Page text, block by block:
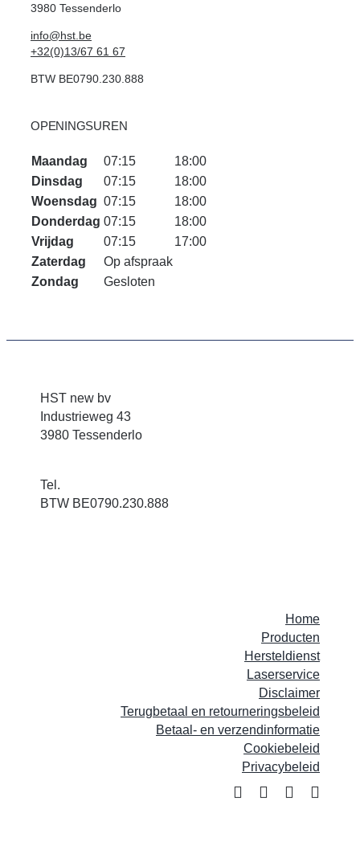
3980 Tessenderlo
info@hst.be
+32(0)13/67 61 67
BTW BE0790.230.888
OPENINGSUREN
Maandag 07:15
18:00
Dinsdag
07:15
18:00
Woensdag 07:15
18:00
Donderdag 07:15
18:00
Vrijdag
07:15
17:00
Zaterdag
Op afspraak
Zondag
Gesloten
HST new bv
Industrieweg 43
3980 Tessenderlo
Tel.
BTW BE0790.230.888
Home
Producten
Hersteldienst
Laserservice
Disclaimer
Terugbetaal en retourneringsbeleid
Betaal- en verzendinformatie
Cookiebeleid
Privacybeleid